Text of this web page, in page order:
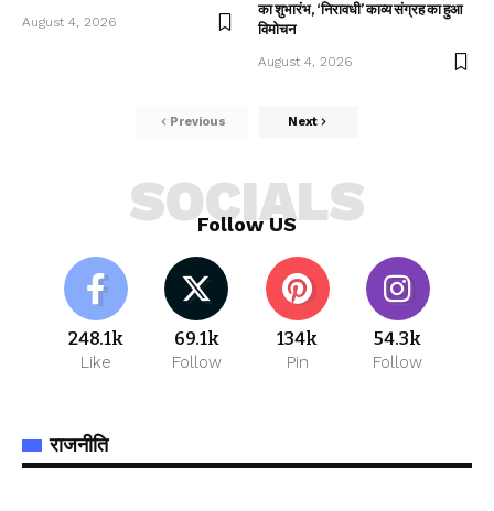
August 4, 2026
का शुभारंभ, ‘निरावधी’ काव्य संग्रह का हुआ
विमोचन
August 4, 2026
Previous Next
Follow US
SOCIALS
248.1k
Like
69.1k
Follow
134k
Pin
54.3k
Follow
राजनीति